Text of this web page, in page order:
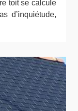
toit se calcule
d’inquiétude,